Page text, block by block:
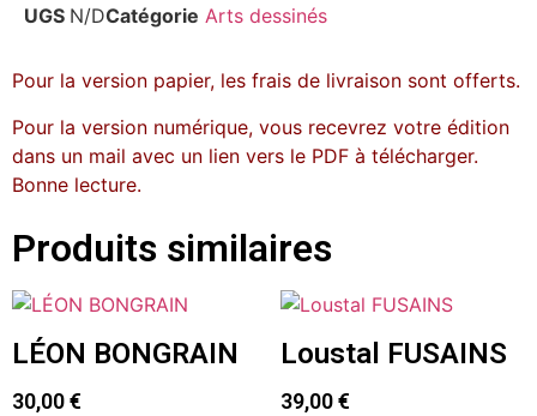
UGS N/DCatégorie Arts dessinés
Pour la version papier, les frais de livraison sont offerts.
Pour la version numérique, vous recevrez votre édition
dans un mail avec un lien vers le PDF à télécharger.
Bonne lecture.
Produits similaires
LÉON BONGRAIN
30,00€
Loustal FUSAINS
39,00€